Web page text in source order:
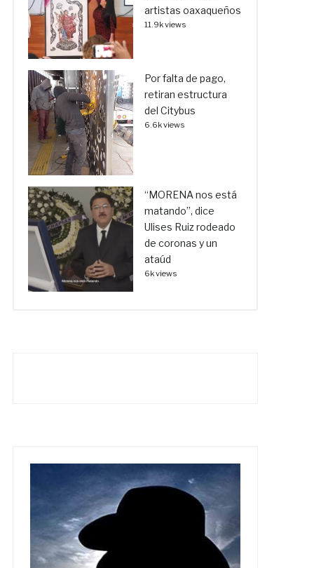
artistas oaxaqueños
11.9k views
Por falta de pago,
retiran estructura
del Citybus
6.6k views
“MORENA nos está
matando”, dice
Ulises Ruiz rodeado
de coronas y un
ataúd
6k views